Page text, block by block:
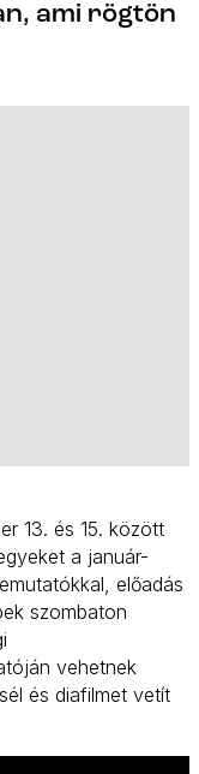
ami rögtön
13. és 15. között
a január-
előadás
szombaton
vehetnek
és diafilmet vetít